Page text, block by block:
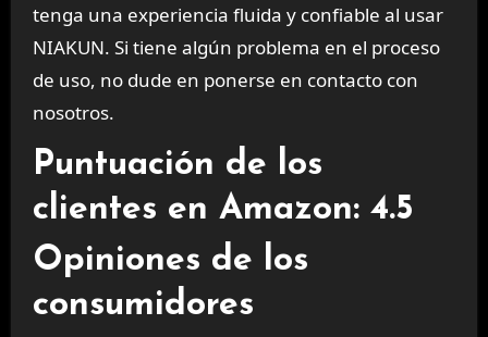
tenga una experiencia fluida y confiable al usar
NIAKUN. Si tiene algún problema en el proceso
de uso, no dude en ponerse en contacto con
nosotros.
Puntuación de los
clientes en Amazon: 4.5
Opiniones de los
consumidores